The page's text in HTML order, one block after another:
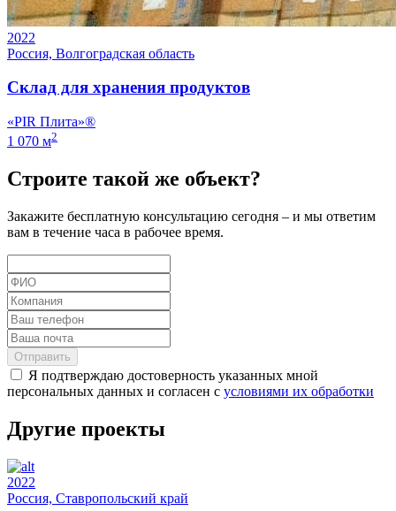
2022
Россия, Волгоградская область
Склад для хранения продуктов
«PIR Плита»®
1 070 м2
Строите такой же объект?
Закажите бесплатную консультацию сегодня – и мы ответим
вам в течение часа в рабочее время.
Отправить
Я подтверждаю достоверность указанных мной
персональных данных и согласен с условиями их обработки
Другие проекты
2022
Россия, Ставропольский край